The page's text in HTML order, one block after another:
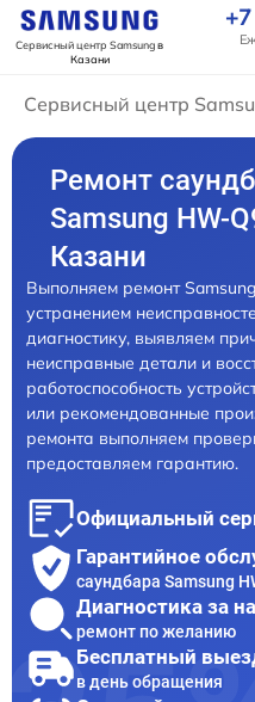
Сервисный центр Samsungв
Казани
Сервисный центр
Ремонт
Samsung HW-
Казани
Выполняем ремонт
устранением
диагностику, выявляем
неисправные детали и
работоспособность
или рекомендованные
ремонта выполняем
предоставляем гарантию.
Официальный
Гарантийное
саундбара Samsung
Диагностика за
ремонт по желанию
Бесплатный
в день обращения